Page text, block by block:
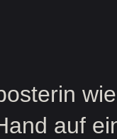
auf